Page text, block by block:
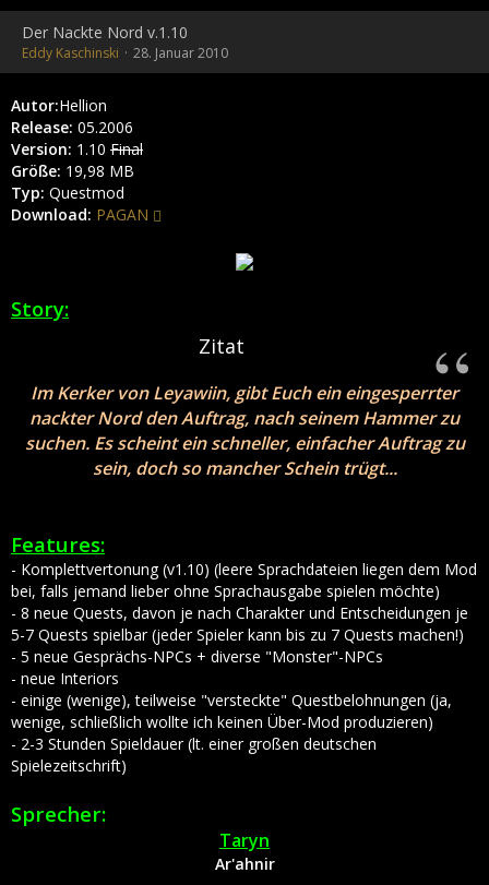
Der Nackte Nord v.1.10
Eddy Kaschinski 28. Januar 2010
Autor:Hellion
Release: 05.2006
Version: 1.10 Final
Größe: 19,98 MB
Typ: Questmod
Download: PAGAN
Story:
Zitat
Im Kerker von Leyawiin, gibt Euch ein eingesperrter
nackter Nord den Auftrag, nach seinem Hammer zu
suchen. Es scheint ein schneller, einfacher Auftrag zu
sein, doch so mancher Schein trügt...
Features:
- Komplettvertonung (v1.10) (leere Sprachdateien liegen dem Mod
bei, falls jemand lieber ohne Sprachausgabe spielen möchte)
- 8 neue Quests, davon je nach Charakter und Entscheidungen je
5-7 Quests spielbar (jeder Spieler kann bis zu 7 Quests machen!)
- 5 neue Gesprächs-NPCs + diverse "Monster"-NPCs
- neue Interiors
- einige (wenige), teilweise "versteckte" Questbelohnungen (ja,
wenige, schließlich wollte ich keinen Über-Mod produzieren)
- 2-3 Stunden Spieldauer (lt. einer großen deutschen
Spielezeitschrift)
Sprecher:
Taryn
Ar'ahnir